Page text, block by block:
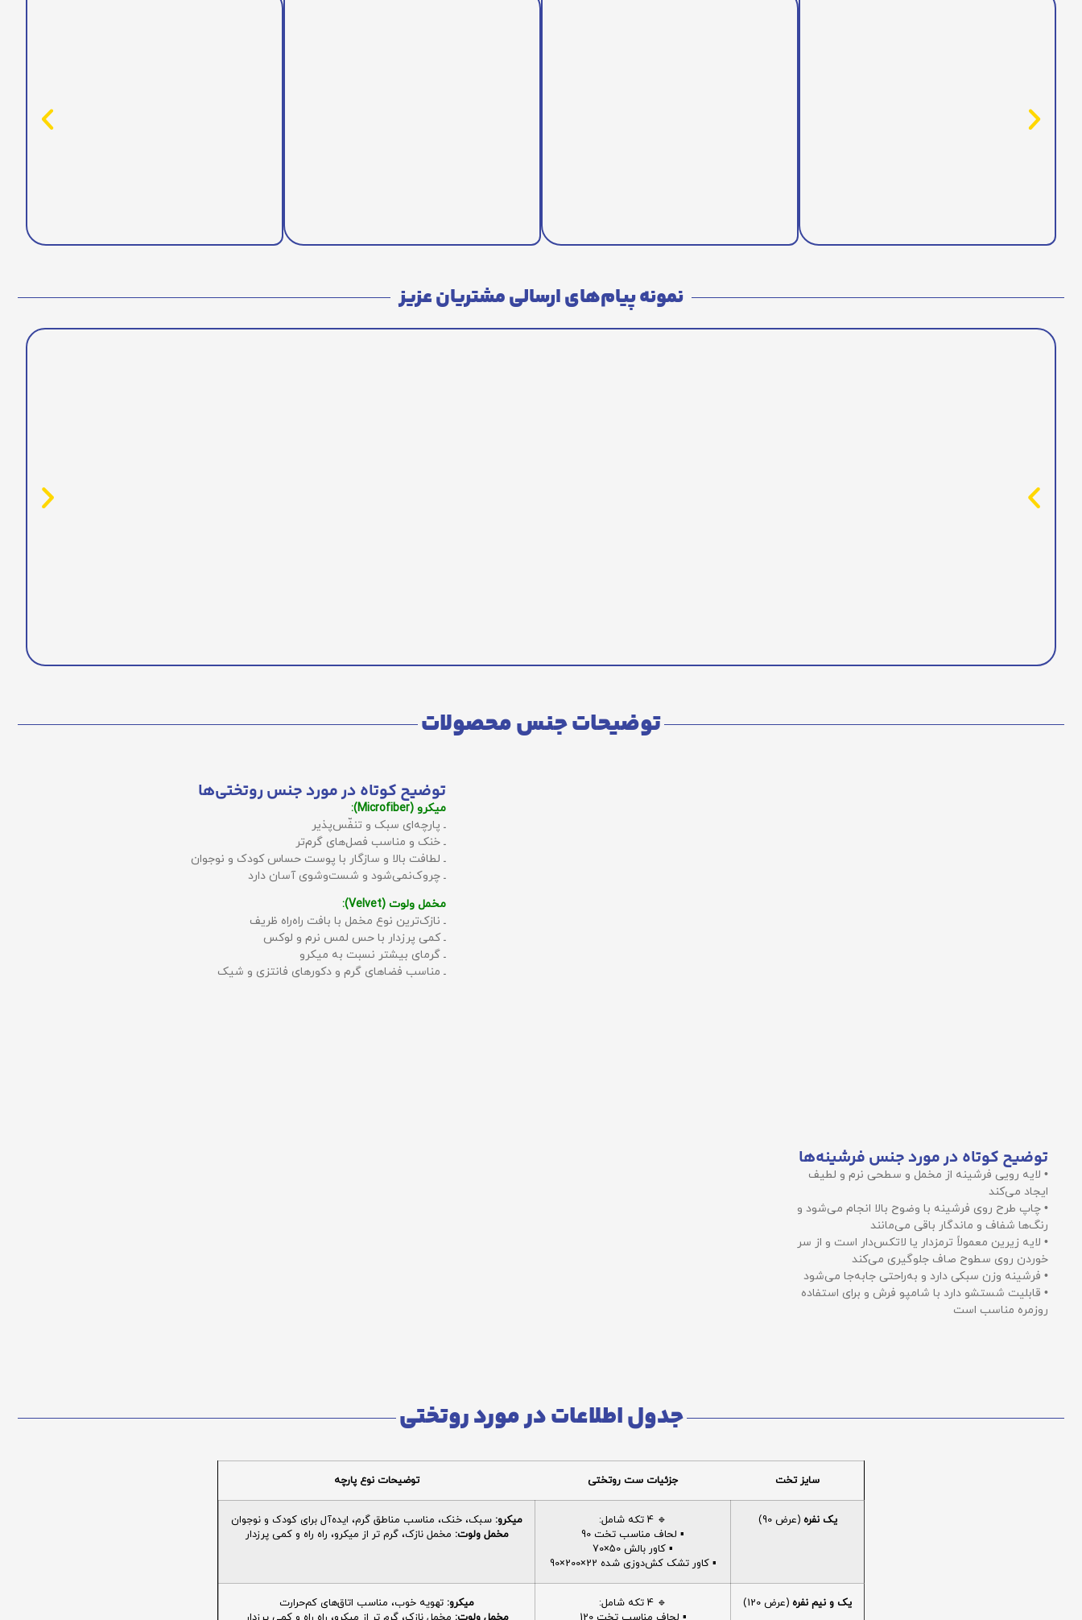
نمونه پیام‌های ارسالی مشتریان عزیز
توضیحات جنس محصولات
توضیح کوتاه در مورد جنس روتختی‌ها
میکرو (Microfiber):
ـ پارچه‌ای سبک و تنفّس‌پذیر
ـ خنک و مناسب فصل‌های گرم‌تر
ـ لطافت بالا و سازگار با پوست حساس کودک و نوجوان
ـ چروک‌نمی‌شود و شست‌وشوی آسان دارد
مخمل ولوت (Velvet):
ـ نازک‌ترین نوع مخمل با بافت راه‌راه ظریف
ـ کمی پرزدار با حس لمس نرم و لوکس
ـ گرمای بیشتر نسبت به میکرو
ـ مناسب فضاهای گرم و دکورهای فانتزی و شیک
توضیح کوتاه در مورد جنس فرشینه‌ها
• لایه رویی فرشینه از مخمل و سطحی نرم و لطیف
ایجاد می‌کند
• چاپ طرح روی فرشینه با وضوح بالا انجام می‌شود و
رنگ‌ها شفاف و ماندگار باقی می‌مانند
• لایه زیرین معمولاً ترمزدار یا لاتکس‌دار است و از سر
خوردن روی سطوح صاف جلوگیری می‌کند
• فرشینه وزن سبکی دارد و به‌راحتی جابه‌جا می‌شود
• قابلیت شستشو دارد با شامپو فرش و برای استفاده
روزمره مناسب است
جدول اطلاعات در مورد روتختی
سایز تخت جزئیات ست روتختی توضیحات نوع پارچه
یک نفره (عرض 90)
🔹 4 تکه شامل:
▪️ لحاف مناسب تخت 90
▪️ کاور بالش 50×70
▪️ کاور تشک کش‌دوزی شده 22×200×90
میکرو: سبک، خنک، مناسب مناطق گرم، ایده‌آل برای کودک و نوجوان
مخمل ولوت: مخمل نازک، گرم تر از میکرو، راه راه و کمی پرزدار
یک و نیم نفره (عرض 120)
🔹 4 تکه شامل:
میکرو: تهویه خوب، مناسب اتاق‌های کم‌حرارت